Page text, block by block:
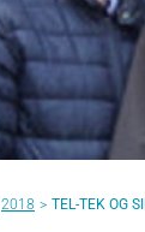
2018 TEL-TEK OG